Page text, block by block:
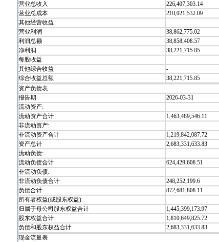
营业总收入
226,407,303.14
营业总成本
210,021,532.09
其他经营收益
营业利润
38,862,775.02
利润总额
38,858,408.57
净利润
38,221,715.85
每股收益
其他综合收益
-
综合收益总额
38,221,715.85
资产负债表
报告期
2026-03-31
流动资产:
流动资产合计
1,463,489,546.11
非流动资产:
非流动资产合计
1,219,842,087.72
资产总计
2,683,331,633.83
流动负债:
流动负债合计
624,429,608.51
非流动负债:
非流动负债合计
248,252,199.6
负债合计
872,681,808.11
所有者权益(或股东权益):
归属于母公司股东权益合计
1,445,399,173.97
股东权益合计
1,810,649,825.72
负债和股东权益合计
2,683,331,633.83
现金流量表